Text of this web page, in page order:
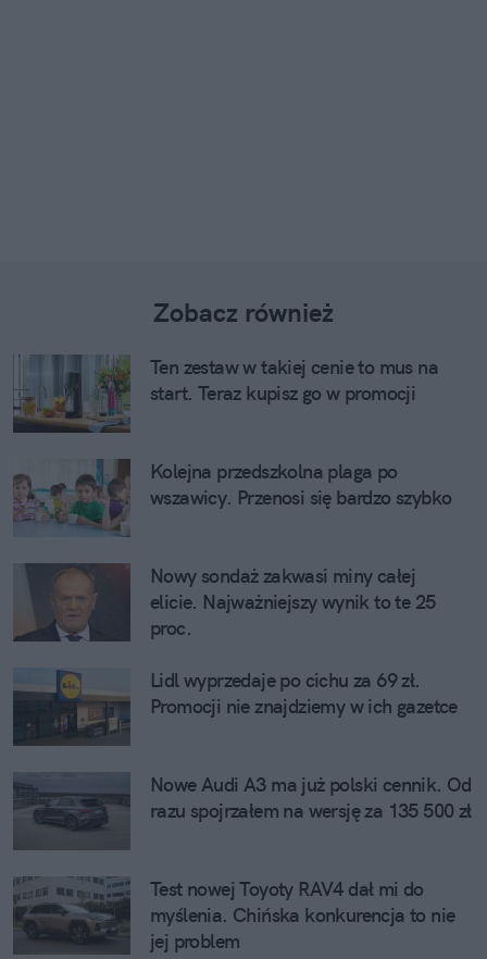
Zobacz również
Ten zestaw w takiej cenie to mus na
start. Teraz kupisz go w promocji
Kolejna przedszkolna plaga po
wszawicy. Przenosi się bardzo szybko
Nowy sondaż zakwasi miny całej
elicie. Najważniejszy wynik to te 25
proc.
Lidl wyprzedaje po cichu za 69 zł.
Promocji nie znajdziemy w ich gazetce
Nowe Audi A3 ma już polski cennik. Od
razu spojrzałem na wersję za 135 500 zł
Test nowej Toyoty RAV4 dał mi do
myślenia. Chińska konkurencja to nie
jej problem